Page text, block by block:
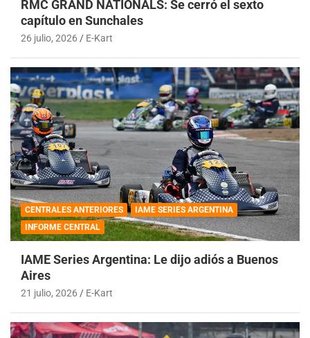
RMC GRAND NATIONALS: Se cerró el sexto
capítulo en Sunchales
26 julio, 2026 E-Kart
CENTRALES ANTERIORES
IAME SERIES ARGENTINA
INFORME CENTRAL
IAME Series Argentina: Le dijo adiós a Buenos
Aires
21 julio, 2026 E-Kart